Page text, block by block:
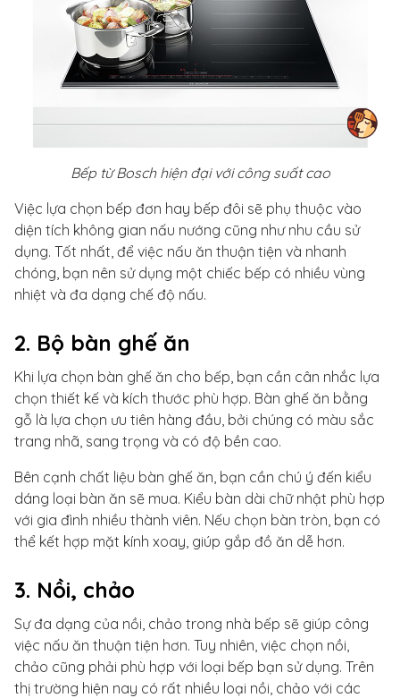
Bếp từ Bosch hiện đại với công suất cao
Việc lựa chọn bếp đơn hay bếp đôi sẽ phụ thuộc vào
diện tích không gian nấu nướng cũng như nhu cầu sử
dụng. Tốt nhất, để việc nấu ăn thuận tiện và nhanh
chóng, bạn nên sử dụng một chiếc bếp có nhiều vùng
nhiệt và đa dạng chế độ nấu.
2. Bộ bàn ghế ăn
Khi lựa chọn bàn ghế ăn cho bếp, bạn cần cân nhắc lựa
chọn thiết kế và kích thước phù hợp. Bàn ghế ăn bằng
gỗ là lựa chọn ưu tiên hàng đầu, bởi chúng có màu sắc
trang nhã, sang trọng và có độ bền cao.
Bên cạnh chất liệu bàn ghế ăn, bạn cần chú ý đến kiểu
dáng loại bàn ăn sẽ mua. Kiểu bàn dài chữ nhật phù hợp
với gia đình nhiều thành viên. Nếu chọn bàn tròn, bạn có
thể kết hợp mặt kính xoay, giúp gắp đồ ăn dễ hơn.
3. Nồi, chảo
Sự đa dạng của nồi, chảo trong nhà bếp sẽ giúp công
việc nấu ăn thuận tiện hơn. Tuy nhiên, việc chọn nồi,
chảo cũng phải phù hợp với loại bếp bạn sử dụng. Trên
thị trường hiện nay có rất nhiều loại nồi, chảo với các